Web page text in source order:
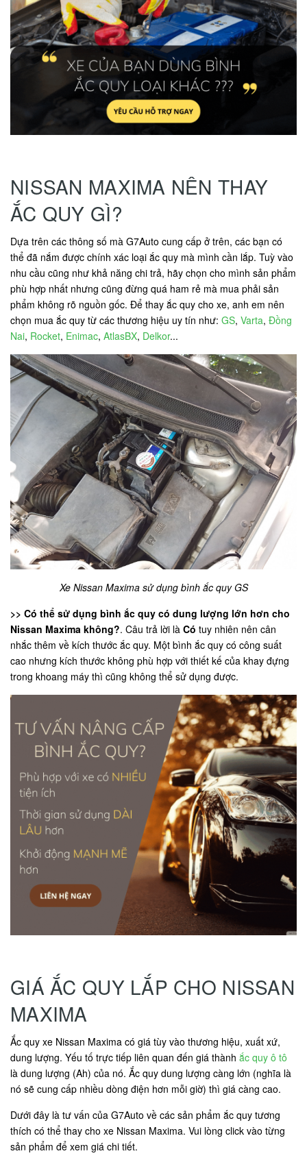
NISSAN MAXIMA NÊN THAY
ẮC QUY GÌ?
Dựa trên các thông số mà G7Auto cung cấp ở trên, các bạn có
thể đã nắm được chính xác loại ắc quy mà mình cần lắp. Tuỳ vào
nhu cầu cũng như khả năng chi trả, hãy chọn cho mình sản phẩm
phù hợp nhất nhưng cũng đừng quá ham rẻ mà mua phải sản
phẩm không rõ nguồn gốc. Để thay ắc quy cho xe, anh em nên
chọn mua ắc quy từ các thương hiệu uy tín như: GS, Varta, Đồng
Nai, Rocket, Enimac, AtlasBX, Delkor...
Xe Nissan Maxima sử dụng bình ắc quy GS
>> Có thể sử dụng bình ắc quy có dung lượng lớn hơn cho
Nissan Maxima không?. Câu trả lời là Có tuy nhiên nên cân
nhắc thêm về kích thước ắc quy. Một bình ắc quy có công suất
cao nhưng kích thước không phù hợp với thiết kế của khay đựng
trong khoang máy thì cũng không thể sử dụng được.
GIÁ ẮC QUY LẮP CHO NISSAN
MAXIMA
Ắc quy xe Nissan Maxima có giá tùy vào thương hiệu, xuất xứ,
dung lượng. Yếu tố trực tiếp liên quan đến giá thành ắc quy ô tô
là dung lượng (Ah) của nó. Ắc quy dung lượng càng lớn (nghĩa là
nó sẽ cung cấp nhiều dòng điện hơn mỗi giờ) thì giá càng cao.
Dưới đây là tư vấn của G7Auto về các sản phẩm ắc quy tương
thích có thể thay cho xe Nissan Maxima. Vui lòng click vào từng
sản phẩm để xem giá chi tiết.